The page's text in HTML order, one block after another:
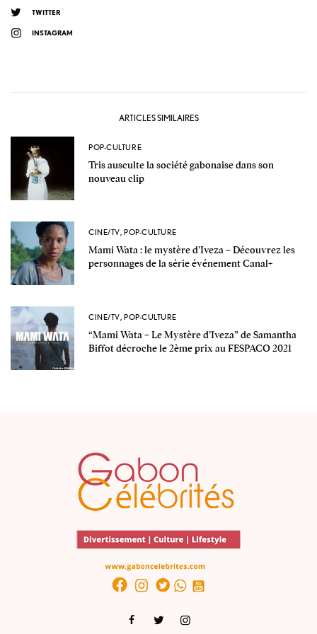
TWITTER
INSTAGRAM
ARTICLES SIMILAIRES
POP-CULTURE
Tris ausculte la société gabonaise dans son
nouveau clip
CINE/TV, POP-CULTURE
Mami Wata : le mystère d’Iveza – Découvrez les
personnages de la série événement Canal+
CINE/TV, POP-CULTURE
“Mami Wata – Le Mystère d’Iveza” de Samantha
Biffot décroche le 2ème prix au FESPACO 2021